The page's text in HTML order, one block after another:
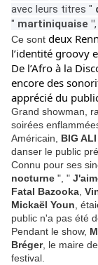
avec leurs titres "
" martiniquaise "
Ce sont deux
l’identité groovy
De l’Afro à la
encore des
apprécié du
Grand showman,
soirées
Américain, BIG ALI
danser le public
Connu pour ses
nocturne ", "
Fatal Bazooka
Mickaël Youn ,
public n'a pas été
Pendant le show,
Bréger, le maire
festival.